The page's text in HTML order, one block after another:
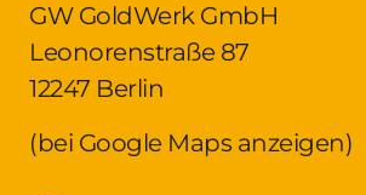
GW GoldWerk GmbH
Leonorenstraße 87
12247 Berlin
(bei Google Maps anzeigen)